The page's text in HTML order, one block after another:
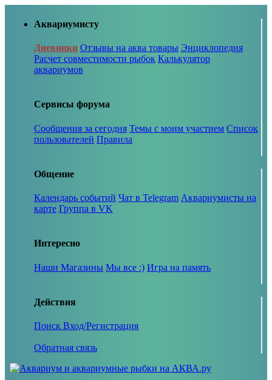
Аквариумисту
Дневники Отзывы на аква товары Энциклопедия
Расчет совместимости рыбок Калькулятор
аквариумов
Сервисы форума
Сообщения за сегодня Темы с моим участием Список
пользователей Правила
Общение
Календарь событий Чат в Telegram Аквариумисты на
карте Группа в VK
Интересно
Наши Магазины Мы все :) Игра на память
Действия
Поиск Вход/Регистрация
Обратная связь